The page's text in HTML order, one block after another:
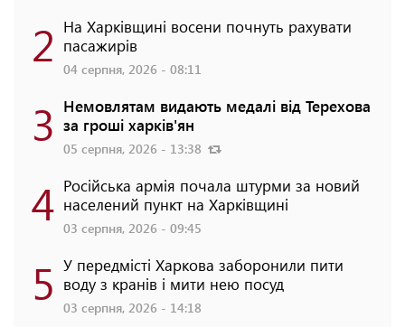
2 На Харківщині восени почнуть рахувати
пасажирів
04 серпня, 2026 - 08:11
3 Немовлятам видають медалі від Терехова
за гроші харків'ян
05 серпня, 2026 - 13:38
4 Російська армія почала штурми за новий
населений пункт на Харківщині
03 серпня, 2026 - 09:45
5 У передмісті Харкова заборонили пити
воду з кранів і мити нею посуд
03 серпня, 2026 - 14:18